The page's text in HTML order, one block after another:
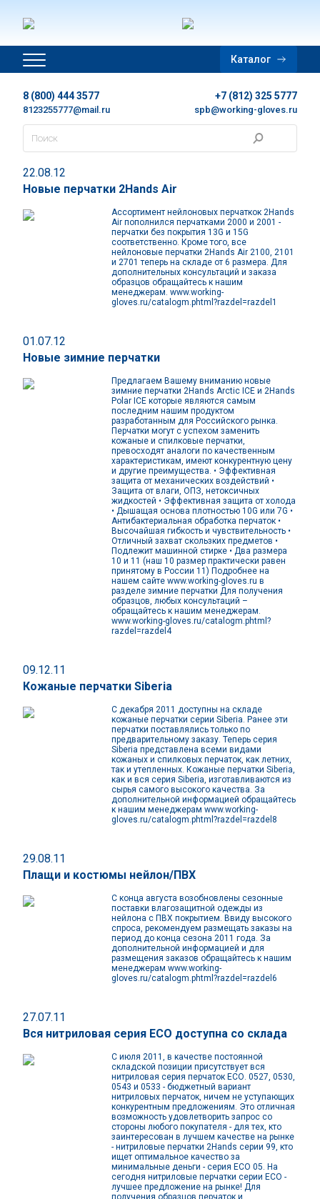
8 (800) 444 3577
8123255777@mail.ru
+7 (812) 325 5777
spb@working-gloves.ru
Каталог
Дополнительная информация
Новости
Каталог
Каталог в PDF
Корзина
22.08.12
Новые перчатки 2Hands Air
Ассортимент нейлоновых перчаткок 2Hands
Air пополнился перчатками 2000 и 2001 -
перчатки без покрытия 13G и 15G
соответственно. Кроме того, все
нейлоновые перчатки 2Hands Air 2100, 2101
и 2701 теперь на складе от 6 размера. Для
дополнительных консультаций и заказа
образцов обращайтесь к нашим
менеджерам. www.working-
gloves.ru/catalogm.phtml?razdel=razdel1
01.07.12
Новые зимние перчатки
Предлагаем Вашему вниманию новые
зимние перчатки 2Hands Arctic ICE и 2Hands
Polar ICE которые являются самым
последним нашим продуктом
разработанным для Российского рынка.
Перчатки могут с успехом заменить
кожаные и спилковые перчатки,
превосходят аналоги по качественным
характеристикам, имеют конкурентную цену
и другие преимущества. • Эффективная
защита от механических воздействий •
Защита от влаги, ОПЗ, нетоксичных
жидкостей • Эффективная защита от холода
• Дышащая основа плотностью 10G или 7G •
Антибактериальная обработка перчаток •
Высочайшая гибкость и чувствительность •
Отличный захват скользких предметов •
Подлежит машинной стирке • Два размера
10 и 11 (наш 10 размер практически равен
принятому в России 11) Подробнее на
нашем сайте www.working-gloves.ru в
разделе зимние перчатки Для получения
образцов, любых консультаций –
обращайтесь к нашим менеджерам.
www.working-gloves.ru/catalogm.phtml?
razdel=razdel4
09.12.11
Кожаные перчатки Siberia
С декабря 2011 доступны на складе
кожаные перчатки серии Siberia. Ранее эти
перчатки поставлялись только по
предварительному заказу. Теперь серия
Siberia представлена всеми видами
кожаных и спилковых перчаток, как летних,
так и утепленных. Кожаные перчатки Siberia,
как и вся серия Siberia, изготавливаются из
сырья самого высокого качества. За
дополнительной информацией обращайтесь
к нашим менеджерам www.working-
gloves.ru/catalogm.phtml?razdel=razdel8
29.08.11
Плащи и костюмы нейлон/ПВХ
С конца августа возобновлены сезонные
поставки влагозащитной одежды из
нейлона с ПВХ покрытием. Ввиду высокого
спроса, рекомендуем размещать заказы на
период до конца сезона 2011 года. За
дополнительной информацией и для
размещения заказов обращайтесь к нашим
менеджерам www.working-
gloves.ru/catalogm.phtml?razdel=razdel6
27.07.11
Вся нитриловая серия ЕСО доступна со склада
С июля 2011, в качестве постоянной
складской позиции присутствует вся
нитриловая серия перчаток ЕСО. 0527, 0530,
0543 и 0533 - бюджетный вариант
нитриловых перчаток, ничем не уступающих
конкурентным предложениям. Это отличная
возможность удовлетворить запрос со
стороны любого покупателя - для тех, кто
заинтересован в лучшем качестве на рынке
- нитриловые перчатки 2Hands серии 99, кто
ищет оптимальное качество за
минимальные деньги - серия ЕСО 05. На
сегодня нитриловые перчатки серии ЕСО -
лучшее предложение на рынке! Для
получения образцов перчаток и